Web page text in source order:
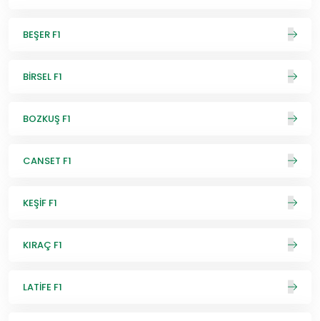
BEŞER F1
BİRSEL F1
BOZKUŞ F1
CANSET F1
KEŞİF F1
KIRAÇ F1
LATİFE F1